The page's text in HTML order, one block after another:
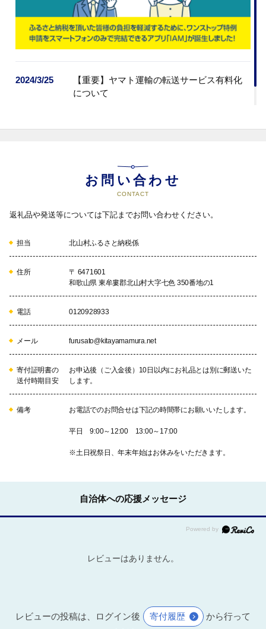
2024/3/25
【重要】ヤマト運輸の転送サービス有料化
について
お問い合わせ
CONTACT
返礼品や発送等については下記までお問い合わせください。
担当 北山村ふるさと納税係
住所
〒 6471601
和歌山県 東牟婁郡北山村大字七色 350番地の1
電話 0120928933
メール furusato@kitayamamura.net
寄付証明書の
送付時期目安
お申込後（ご入金後）10日以内にお礼品とは別に郵送いた
します。
備考 お電話でのお問合せは下記の時間帯にお願いいたします。
平日 9:00～12:00 13:00～17:00
※土日祝祭日、年末年始はお休みをいただきます。
自治体への応援メッセージ
レビューはありません。
レビューの投稿は、ログイン後 寄付履歴
から行って